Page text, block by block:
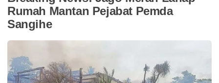
Rumah Mantan Pejabat Pemda
Sangihe